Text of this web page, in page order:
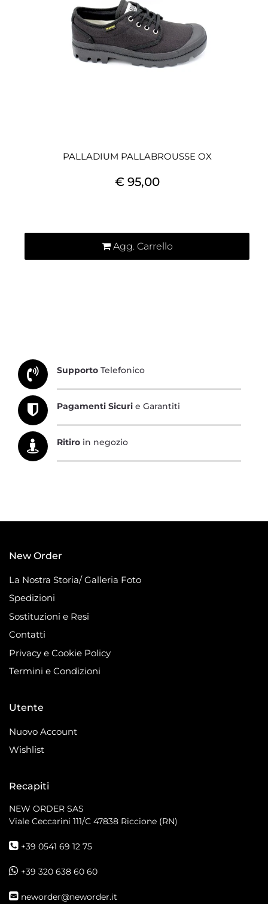
PALLADIUM PALLABROUSSE OX
€ 95,00
Agg. Carrello
Supporto Telefonico
Pagamenti Sicuri e Garantiti
Ritiro in negozio
New Order
La Nostra Storia/ Galleria Foto
Spedizioni
Sostituzioni e Resi
Contatti
Privacy e Cookie Policy
Termini e Condizioni
Utente
Nuovo Account
Wishlist
Recapiti
NEW ORDER SAS
Viale Ceccarini 111/C 47838 Riccione (RN)
+39 0541 69 12 75
+39 320 638 60 60
neworder@neworder.it